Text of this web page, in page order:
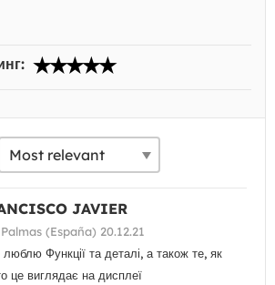
JAVIER
(España) 20.12.21
люблю Функції та деталі, а також те, як
це виглядає на дисплеї